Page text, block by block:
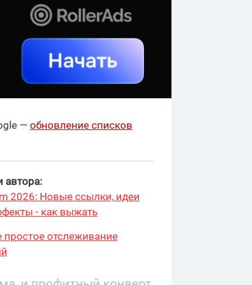
— обновление списков
автора:
2026: Новые ссылки, идеи
- как выжать
простое отслеживание